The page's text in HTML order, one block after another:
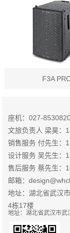
F3A
座机：027-
文旅负责人 梁昊：
销售服务 付先生：
设计服务 吴先生：
售后服务 蔡先生：
邮箱：
地址：湖北省武汉
4栋17楼
地址：湖北省武汉市